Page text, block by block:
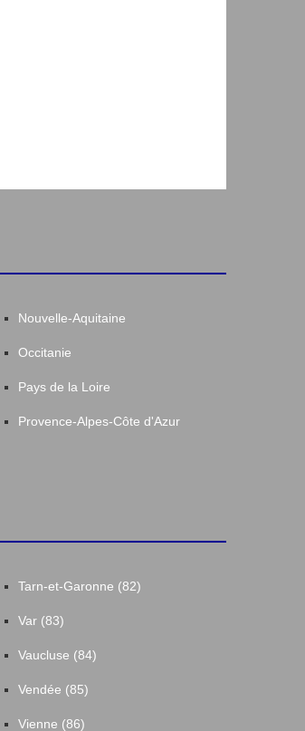
Nouvelle-Aquitaine
Occitanie
Pays de la Loire
Provence-Alpes-Côte d'Azur
Tarn-et-Garonne (82)
Var (83)
Vaucluse (84)
Vendée (85)
Vienne (86)